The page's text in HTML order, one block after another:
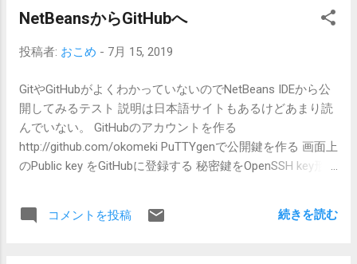
ジェクトっぽいのがJSONの書式で、配列のもある。それだ
ら関連機能を探す RESTは何だろうというと、HTTPやら何
にJSONが飛び交う。 どこで使われているのかというと、
いろんなところで。XMLが流行ってたのは今は昔とでもい
う勢いで。 各種サービス提供に使われているのはREST API
がほとんどらしいよ。と噂に聞いている。IoTの分野でも手
軽にRESTで通信できるようになってる。人が間に入らない
RESTを使うのをRESTfulとかいうらしいよ。 ここまでは知
NetBeansからGitHubへ
投稿者: おこめ - 7月 15, 2019
GitやGitHubがよくわかっていないのでNetBeans IDEから公
開してみるテスト 説明は日本語サイトもあるけどあまり読
んでいない。 GitHubのアカウントを作る
http://github.com/okomeki PuTTYgenで公開鍵を作る 画面上
のPublic key をGitHubに登録する 秘密鍵をOpenSSH key形式
git@github.com:okomeki/SoftLib.git (鍵を登録するとHTTP
コメントを投稿 続きを読む